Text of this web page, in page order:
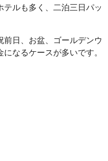
ルも多く、二泊三日パッ
前日、お盆、ゴールデンウ
なるケースが多いです。